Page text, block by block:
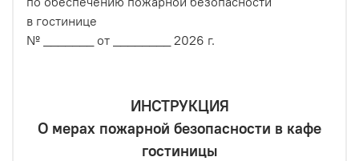
в гостинице
№ _______ от ________ 2026 г.
ИНСТРУКЦИЯ
О мерах пожарной безопасности в кафе
гостиницы